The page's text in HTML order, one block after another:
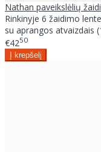
Nathan paveikslėlių
Rinkinyje 6 žaidimo
su aprangos atvaizdais
€4250